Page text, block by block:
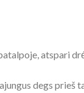
atspari
degs prieš